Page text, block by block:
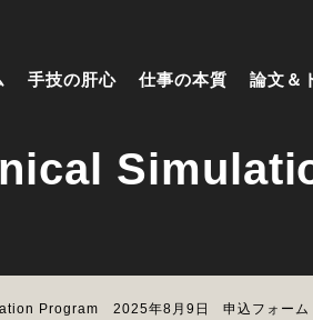
手技の肝心 仕事の本質 論文＆
Program 2025年8月9日 申込フォーム